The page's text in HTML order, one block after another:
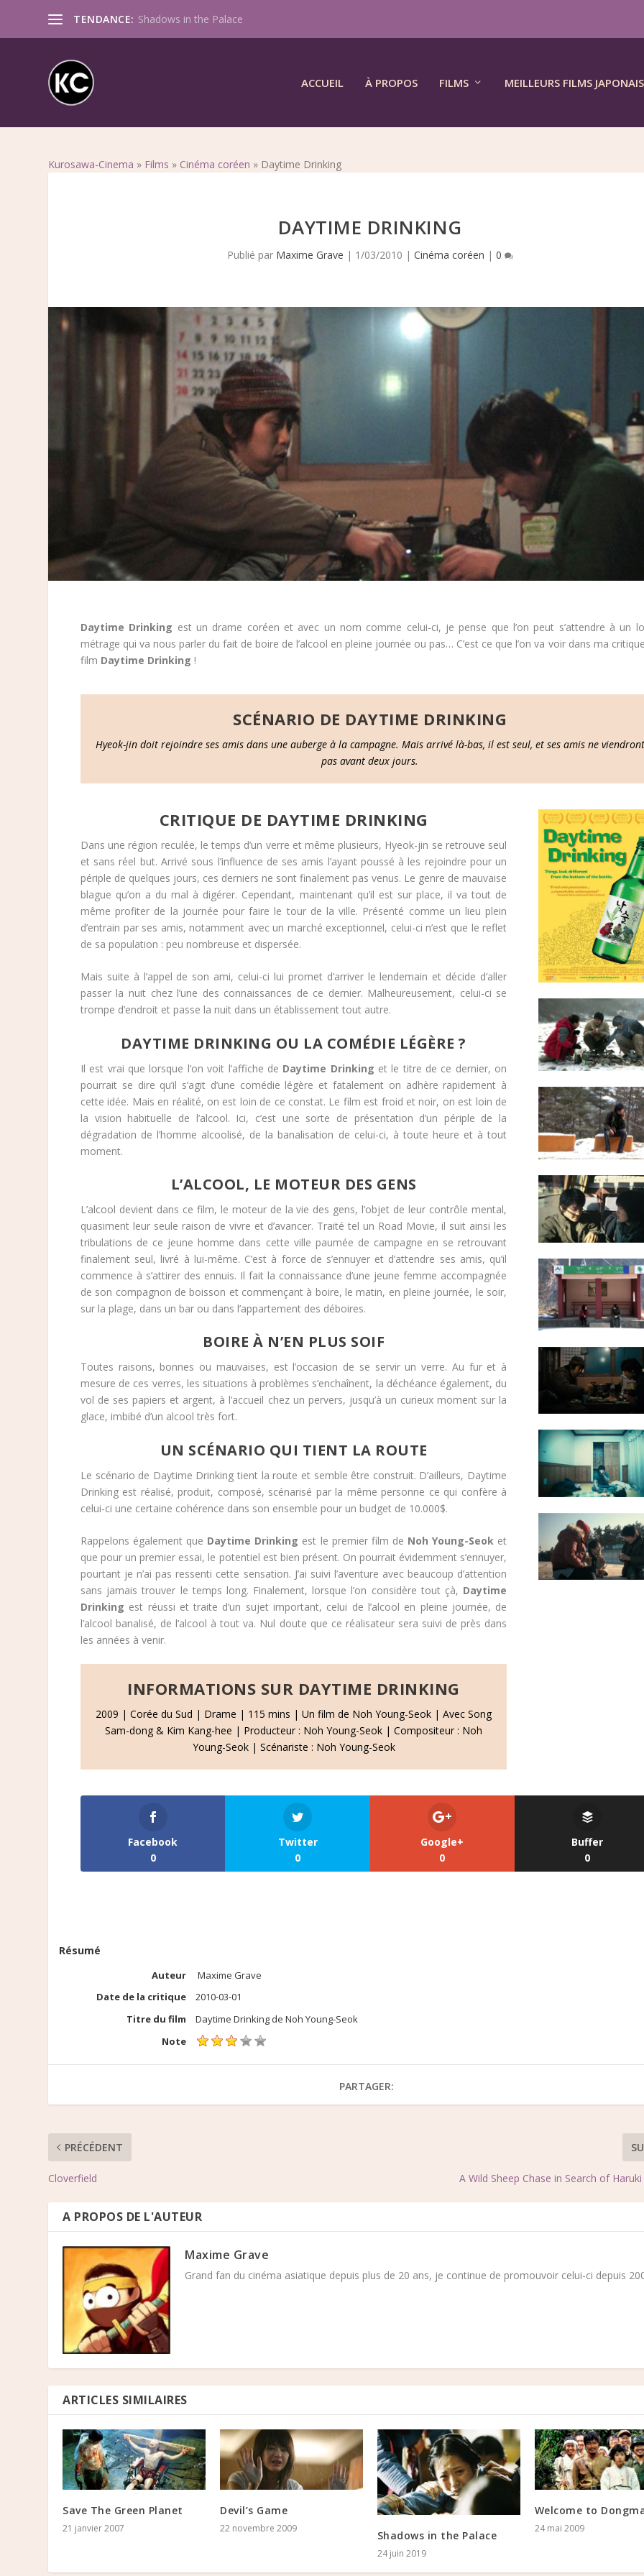
TENDANCE: Sway
ACCUEIL À PROPOS FILMS MEILLEURS FILMS JAPONAIS
Kurosawa-Cinema » Films » Cinéma coréen » Daytime Drinking
DAYTIME DRINKING
Publié par Maxime Grave | 1/03/2010 | Cinéma coréen | 0
Daytime Drinking est un drame coréen et avec un nom comme celui-ci, je pense que l’on peut s’attendre à un
métrage qui va nous parler du fait de boire de l’alcool en pleine journée ou pas… C’est ce que l’on va voir dans ma
film Daytime Drinking !
SCÉNARIO DE DAYTIME DRINKING
Hyeok-jin doit rejoindre ses amis dans une auberge à la campagne. Mais arrivé là-bas, il est seul, et ses amis ne viendront
pas avant deux jours.
CRITIQUE DE DAYTIME DRINKING
Dans une région reculée, le temps d’un verre et même plusieurs, Hyeok-jin se retrouve seul
et sans réel but. Arrivé sous l’influence de ses amis l’ayant poussé à les rejoindre pour un
périple de quelques jours, ces derniers ne sont finalement pas venus. Le genre de mauvaise
blague qu’on a du mal à digérer. Cependant, maintenant qu’il est sur place, il va tout de
même profiter de la journée pour faire le tour de la ville. Présenté comme un lieu plein
d’entrain par ses amis, notamment avec un marché exceptionnel, celui-ci n’est que le reflet
de sa population : peu nombreuse et dispersée.
Mais suite à l’appel de son ami, celui-ci lui promet d’arriver le lendemain et décide d’aller
passer la nuit chez l’une des connaissances de ce dernier. Malheureusement, celui-ci se
trompe d’endroit et passe la nuit dans un établissement tout autre.
DAYTIME DRINKING OU LA COMÉDIE LÉGÈRE ?
Il est vrai que lorsque l’on voit l’affiche de Daytime Drinking et le titre de ce dernier, on
pourrait se dire qu’il s’agit d’une comédie légère et fatalement on adhère rapidement à
cette idée. Mais en réalité, on est loin de ce constat. Le film est froid et noir, on est loin de
la vision habituelle de l’alcool. Ici, c’est une sorte de présentation d’un périple de la
dégradation de l’homme alcoolisé, de la banalisation de celui-ci, à toute heure et à tout
moment.
L’ALCOOL, LE MOTEUR DES GENS
L’alcool devient dans ce film, le moteur de la vie des gens, l’objet de leur contrôle mental,
quasiment leur seule raison de vivre et d’avancer. Traité tel un Road Movie, il suit ainsi les
tribulations de ce jeune homme dans cette ville paumée de campagne en se retrouvant
finalement seul, livré à lui-même. C’est à force de s’ennuyer et d’attendre ses amis, qu’il
commence à s’attirer des ennuis. Il fait la connaissance d’une jeune femme accompagnée
de son compagnon de boisson et commençant à boire, le matin, en pleine journée, le soir,
sur la plage, dans un bar ou dans l’appartement des déboires.
BOIRE À N’EN PLUS SOIF
Toutes raisons, bonnes ou mauvaises, est l’occasion de se servir un verre. Au fur et à
mesure de ces verres, les situations à problèmes s’enchaînent, la déchéance également, du
vol de ses papiers et argent, à l’accueil chez un pervers, jusqu’à un curieux moment sur la
glace, imbibé d’un alcool très fort.
UN SCÉNARIO QUI TIENT LA ROUTE
Le scénario de Daytime Drinking tient la route et semble être construit. D’ailleurs, Daytime
Drinking est réalisé, produit, composé, scénarisé par la même personne ce qui confère à
celui-ci une certaine cohérence dans son ensemble pour un budget de 10.000$.
Rappelons également que Daytime Drinking est le premier film de Noh Young-Seok et
que pour un premier essai, le potentiel est bien présent. On pourrait évidemment s’ennuyer,
pourtant je n’ai pas ressenti cette sensation. J’ai suivi l’aventure avec beaucoup d’attention
sans jamais trouver le temps long. Finalement, lorsque l’on considère tout çà, Daytime
Drinking est réussi et traite d’un sujet important, celui de l’alcool en pleine journée, de
l’alcool banalisé, de l’alcool à tout va. Nul doute que ce réalisateur sera suivi de près dans
les années à venir.
INFORMATIONS SUR DAYTIME DRINKING
2009 | Corée du Sud | Drame | 115 mins | Un film de Noh Young-Seok | Avec Song
Sam-dong & Kim Kang-hee | Producteur : Noh Young-Seok | Compositeur : Noh
Young-Seok | Scénariste : Noh Young-Seok
Facebook
0
Twitter
0
Google+
0
Buffer
0
Résumé
Auteur
Maxime Grave
Date de la critique
2010-03-01
Titre du film
Daytime Drinking de Noh Young-Seok
Note
PARTAGER:
PRÉCÉDENT
Cloverfield A Wild Sheep Chase in Search of
A PROPOS DE L'AUTEUR
Maxime Grave
Grand fan du cinéma asiatique depuis plus de 20 ans, je continue de promouvoir celui-ci depuis
ARTICLES SIMILAIRES
Save The Green Planet
21 janvier 2007
Devil’s Game
22 novembre 2009
Shadows in the Palace
24 juin 2019
Welcome to
24 mai 2009